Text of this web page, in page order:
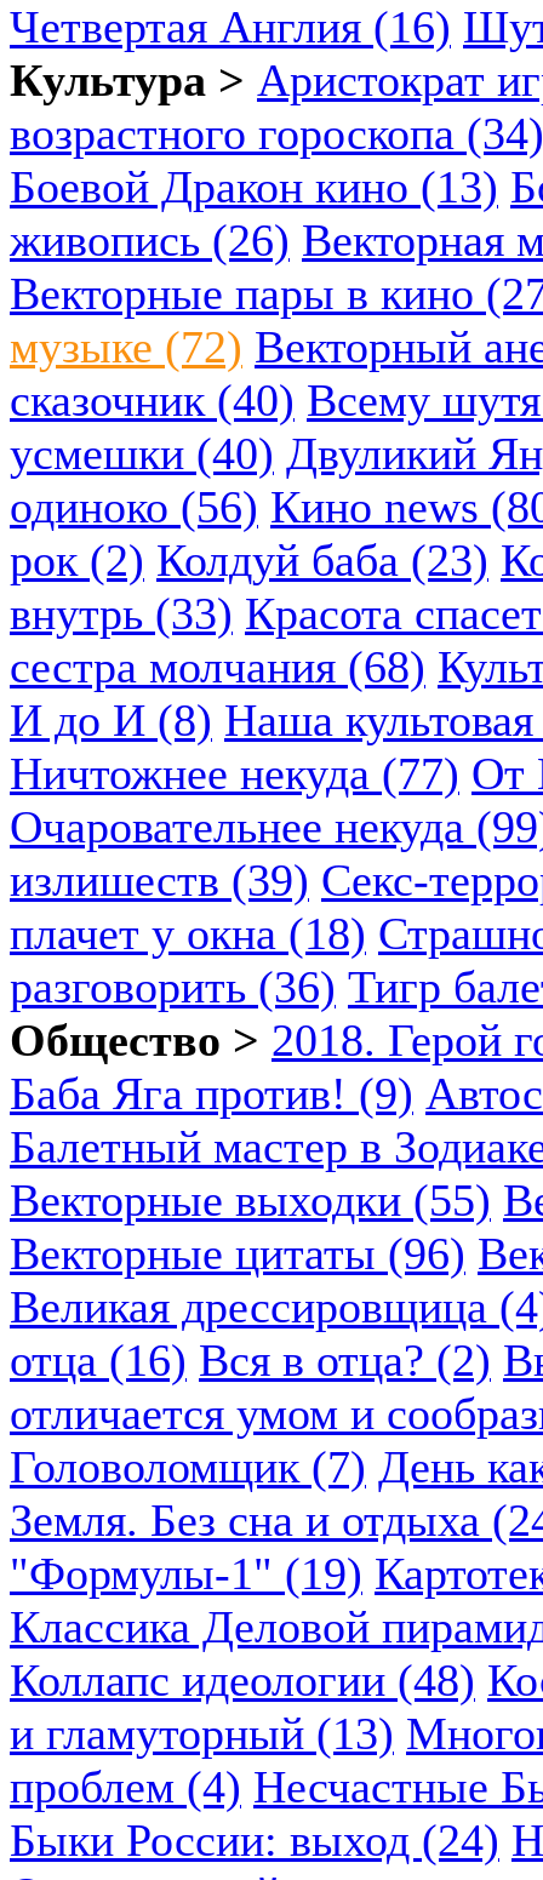
Четвертая Англия (16)
Культура > Аристократ
возрастного гороскопа (34)
Боевой Дракон кино (13)
живопись (26) Векторная
Векторные пары в кино
музыке (72) Векторный
сказочник (40) Всему
усмешки (40) Двуликий
одиноко (56) Кино news
рок (2) Колдуй баба (23)
внутрь (33) Красота
сестра молчания (68)
И до И (8) Наша
Ничтожнее некуда (77) От
Очаровательнее некуда
излишеств (39) Секс-
плачет у окна (18)
разговорить (36) Тигр
Общество > 2018. Герой
Баба Яга против! (9)
Балетный мастер в
Векторные выходки (55)
Векторные цитаты (96)
Великая дрессировщица
отца (16) Вся в отца? (2)
отличается умом и
Головоломщик (7) День
Земля. Без сна и отдыха
"Формулы-1" (19)
Классика Деловой
Коллапс идеологии (48)
и гламуторный (13)
проблем (4) Несчастные
Быки России: выход (24)